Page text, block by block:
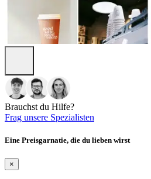
Brauchst du Hilfe?
Frag unsere Spezialisten
Eine Preisgarnatie, die du lieben wirst
×